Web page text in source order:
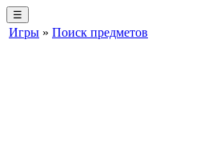
☰
Игры » Поиск предметов